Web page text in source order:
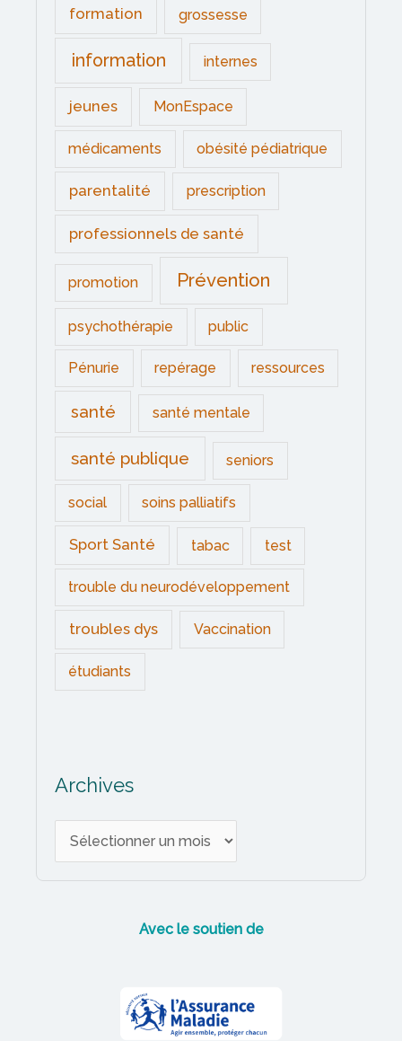
formation grossesse
information internes
jeunes MonEspace
médicaments obésité pédiatrique
parentalité prescription
professionnels de santé
promotion Prévention
psychothérapie public
Pénurie repérage ressources
santé santé mentale
santé publique seniors
social soins palliatifs
Sport Santé tabac test
trouble du neurodéveloppement
troubles dys Vaccination
étudiants
Archives
r
Avec le soutien de